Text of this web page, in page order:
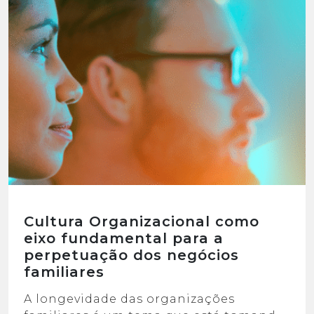
Cultura Organizacional como
eixo fundamental para a
perpetuação dos negócios
familiares
A longevidade das organizações